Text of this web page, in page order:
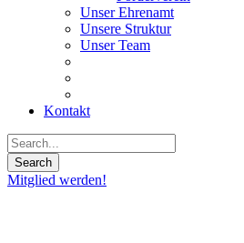
Unser Ehrenamt
Unsere Struktur
Unser Team
Kontakt
Mitglied werden!